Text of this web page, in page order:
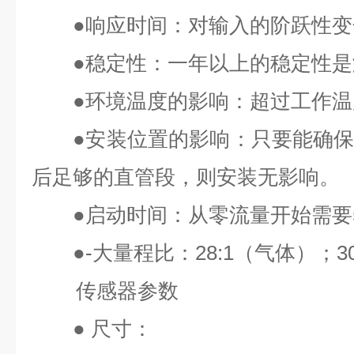
●响应时间：对输入的阶跃性
●稳定性：一年以上的稳定性
●环境温度的影响：超过工作
●安装位置的影响：只要能确
后足够的直管段，则安装无影响。
●启动时间：从零流量开始需要
●-大量程比： 28:1 （气体）；
传感器参数
● 尺寸：